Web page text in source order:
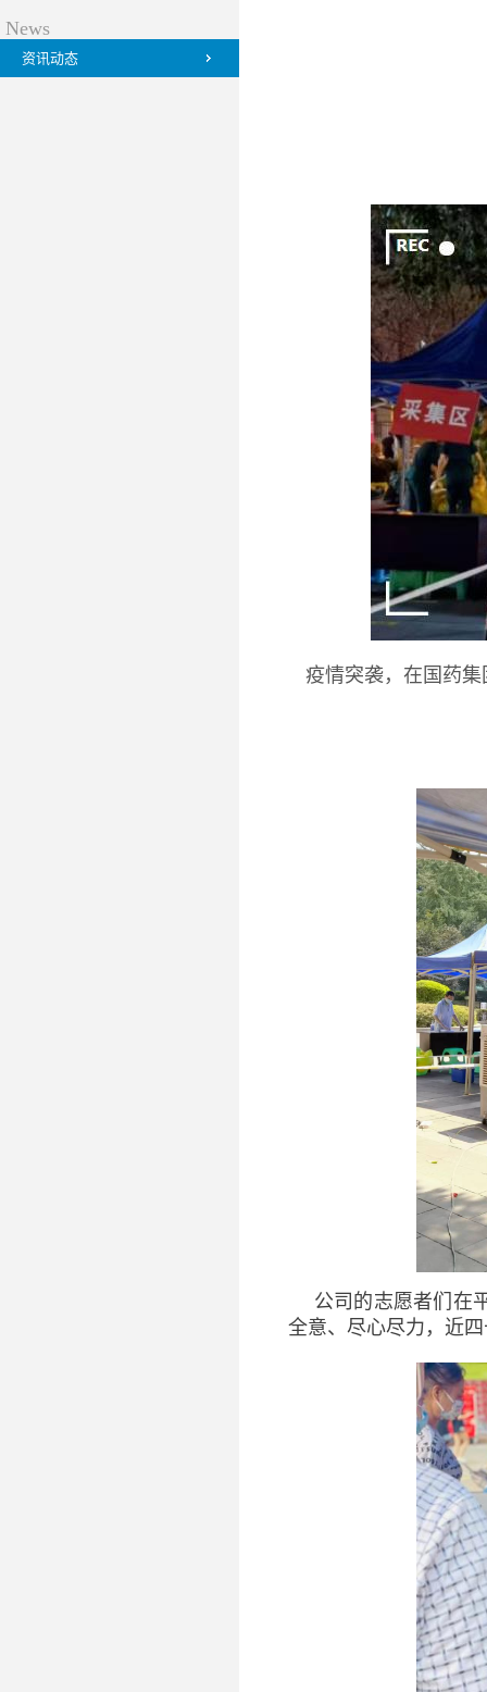
News
资讯动态
疫情突袭，在国药
公司的志愿者们在
全意、尽心尽力，近